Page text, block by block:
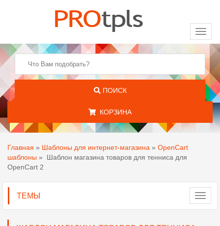
ПОИСК
КОРЗИНА
Главная » Шаблоны для интернет-магазина » OpenCart
шаблоны »
Шаблон магазина товаров для тенниса для
OpenCart 2
ТЕМЫ